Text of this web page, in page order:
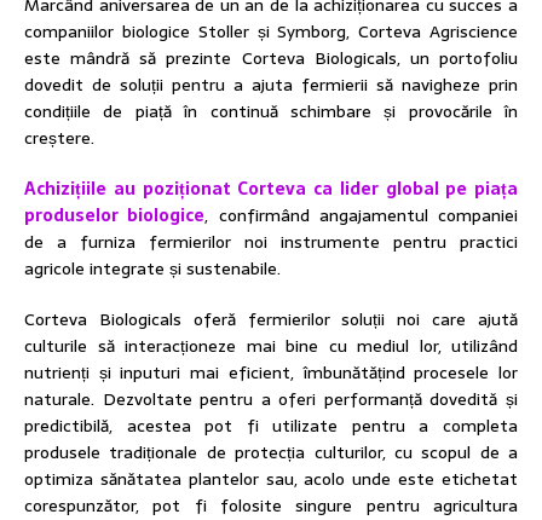
companiilor biologice Stoller și Symborg, Corteva Agriscience
este mândră să prezinte Corteva Biologicals, un portofoliu
dovedit de soluții pentru a ajuta fermierii să navigheze prin
condițiile de piață în continuă schimbare și provocările în
creștere.
Achizițiile au poziționat Corteva ca lider global pe piața
produselor biologice, confirmând angajamentul companiei
de a furniza fermierilor noi instrumente pentru practici
agricole integrate și sustenabile.
Corteva Biologicals oferă fermierilor soluții noi care ajută
culturile să interacționeze mai bine cu mediul lor, utilizând
nutrienți și inputuri mai eficient, îmbunătățind procesele lor
naturale. Dezvoltate pentru a oferi performanță dovedită și
predictibilă, acestea pot fi utilizate pentru a completa
produsele tradiționale de protecția culturilor, cu scopul de a
optimiza sănătatea plantelor sau, acolo unde este etichetat
corespunzător, pot fi folosite singure pentru agricultura